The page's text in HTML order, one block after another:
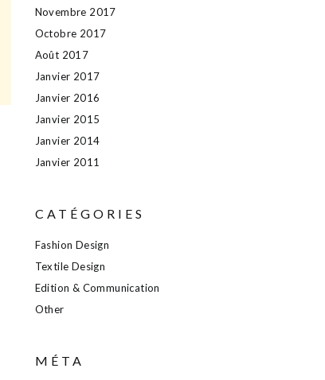
Novembre 2017
Octobre 2017
Août 2017
Janvier 2017
Janvier 2016
Janvier 2015
Janvier 2014
Janvier 2011
CATÉGORIES
Fashion Design
Textile Design
Edition & Communication
Other
MÉTA